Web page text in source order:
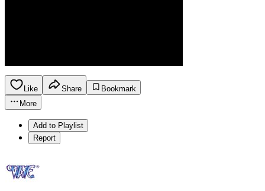
Like Share
Bookmark
More
Add to Playlist
Report